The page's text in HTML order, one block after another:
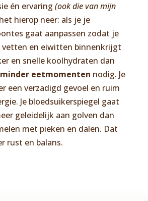
én ervaring (ook die van mijn
hierop neer: als je je
gaat aanpassen zodat je
vetten en eiwitten binnenkrijgt
en snelle koolhydraten dan
minder eetmomenten nodig. Je
een verzadigd gevoel en ruim
Je bloedsuikerspiegel gaat
geleidelijk aan golven dan
met pieken en dalen. Dat
rust en balans.